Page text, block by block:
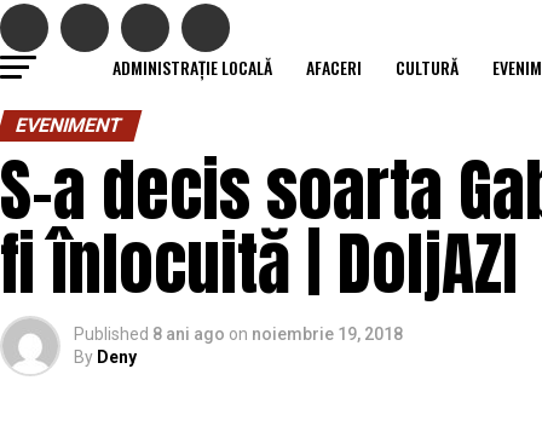
ADMINISTRAȚIE LOCALĂ AFACERI CULTURĂ
EVENIMENT
S-a decis soarta
fi înlocuită | DoljAZI
Published 8 ani ago on noiembrie 19, 2018
By Deny